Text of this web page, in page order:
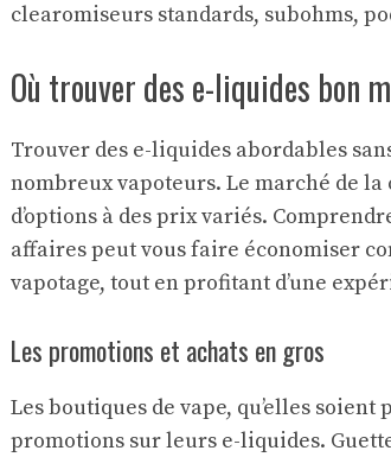
clearomiseurs standards, subohms,
Où trouver des e-liquides bon
Trouver des e-liquides abordables
nombreux vapoteurs. Le marché de
d’options à des prix variés.
affaires peut vous faire économiser
vapotage, tout en profitant d’une
Les promotions et achats en gros
Les boutiques de vape, qu’elles
promotions sur leurs e-liquides.